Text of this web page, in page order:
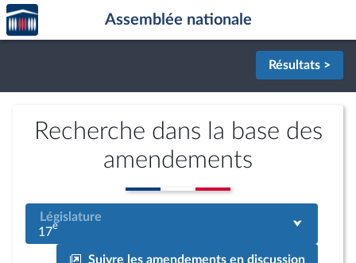
Aller au contenu
Aller en bas de la page
Accèder
à la
page
Assemblée nationale
Résultats >
Recherche dans la base des
amendements
Législature
17e
Suivre les amendements en discussion